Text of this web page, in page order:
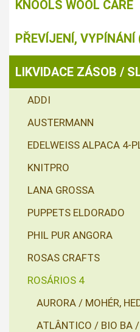
KNOOLS WOOL CARE
PŘEVÍJENÍ, VYPÍNÁNÍ
LIKVIDACE ZÁSOB /
ADDI
AUSTERMANN
EDELWEISS ALPACA 4-
KNITPRO
LANA GROSSA
PUPPETS ELDORADO
PHIL PUR ANGORA
ROSAS CRAFTS
ROSÁRIOS 4
AURORA / MOHÉR,
ATLÂNTICO / BIO BA /